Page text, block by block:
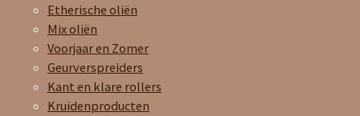
Etherische oliën
Mix oliën
Voorjaar en Zomer
Geurverspreiders
Kant en klare rollers
Kruidenproducten